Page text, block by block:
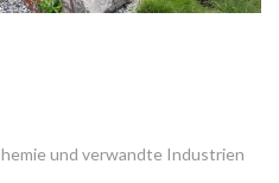
und verwandte Industrien